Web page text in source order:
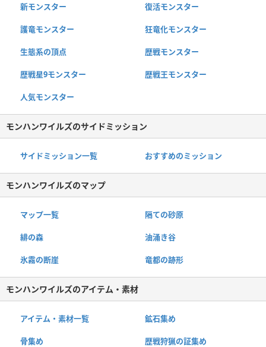
新モンスター 復活モンスター
護竜モンスター 狂竜化モンスター
生態系の頂点 歴戦モンスター
歴戦星9モンスター 歴戦王モンスター
人気モンスター
モンハンワイルズのサイドミッション
サイドミッション一覧 おすすめのミッション
モンハンワイルズのマップ
マップ一覧 隔ての砂原
緋の森 油涌き谷
氷霧の断崖 竜都の跡形
モンハンワイルズのアイテム・素材
アイテム・素材一覧 鉱石集め
骨集め 歴戦狩猟の証集め